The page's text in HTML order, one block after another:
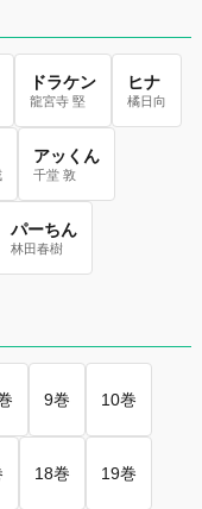
ドラケン
龍宮寺 堅
ヒナ
橘日向
アッくん
千堂 敦
パーちん
林田春樹
9巻 10巻
18巻 19巻